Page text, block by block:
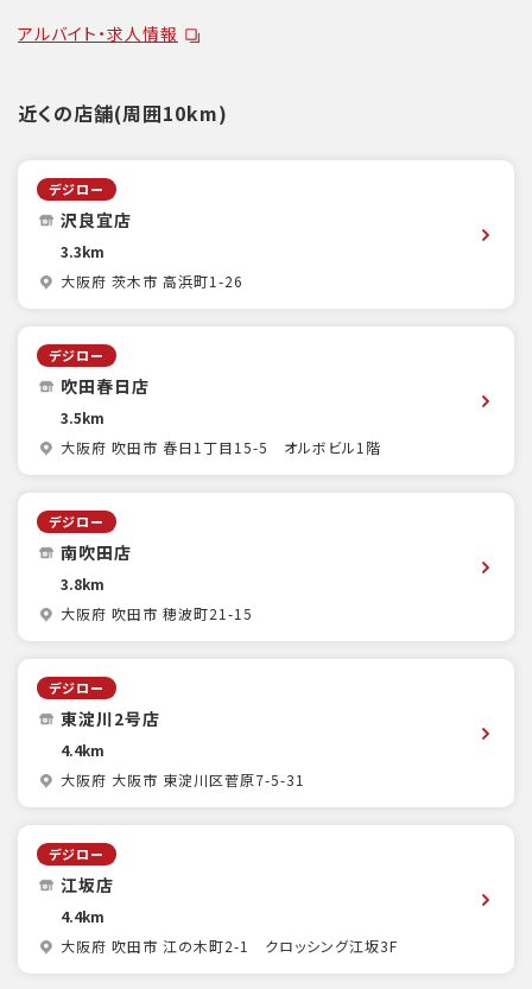
アルバイト・求人情報
近くの店舗(周囲10km)
デジロー
沢良宜店
3.3km
大阪府 茨木市 高浜町1-26
デジロー
吹田春日店
3.5km
大阪府 吹田市 春日1丁目15-5 オルボビル1階
デジロー
南吹田店
3.8km
大阪府 吹田市 穂波町21-15
デジロー
東淀川2号店
4.4km
大阪府 大阪市 東淀川区菅原7-5-31
デジロー
江坂店
4.4km
大阪府 吹田市 江の木町2-1 クロッシング江坂3F